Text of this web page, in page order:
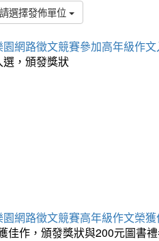
請選擇發佈單位
網路徵文競賽參加高年級作
，頒發獎狀
網路徵文競賽高年級作文榮
佳作，頒發獎狀與200元圖書